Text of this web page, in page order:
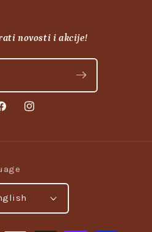
novosti i akcije!
Instagram